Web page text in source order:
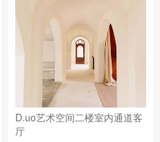
D.uo艺术空间二楼室内通道客
厅